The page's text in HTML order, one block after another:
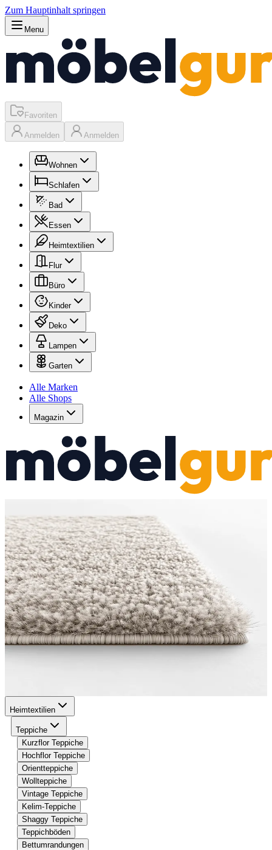
Zum Hauptinhalt springen
Menu
Favoriten
Anmelden Anmelden
Wohnen
Schlafen
Bad
Essen
Heimtextilien
Flur
Büro
Kinder
Deko
Lampen
Garten
Alle Marken
Alle Shops
Magazin
Heimtextilien
Teppiche
Kurzflor Teppiche
Hochflor Teppiche
Orientteppiche
Wollteppiche
Vintage Teppiche
Kelim-Teppiche
Shaggy Teppiche
Teppichböden
Bettumrandungen